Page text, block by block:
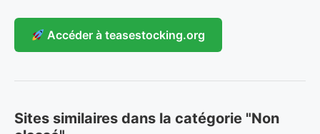
Accéder à teasestocking.org
Sites similaires dans la catégorie "Non